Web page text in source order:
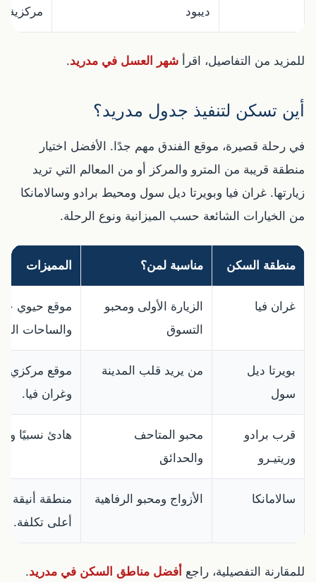
ديبود
مركزية.
للمزيد من التفاصيل، اقرأ شهر العسل في مدريد.
أين تسكن لتنفيذ جدول مدريد؟
في رحلة قصيرة، موقع الفندق مهم جدًا. الأفضل اختيار
منطقة قريبة من المترو والمركز أو من المعالم التي تريد
زيارتها. غران فيا وبويرتا ديل سول ومحيط برادو وسالامانكا
من الخيارات الشائعة حسب الميزانية ونوع الرحلة.
منطقة السكن مناسبة لمن؟ المميزات
غران فيا
الزيارة الأولى ومحبو
التسوق
موقع حيوي
والساحات
بويرتا ديل
سول
من يريد قلب المدينة
موقع مركزي
وغران فيا.
قرب برادو
وريتيـرو
محبو المتاحف
والحدائق
هادئ نسبيًا
سالامانكا الأزواج ومحبو الرفاهية
منطقة أنيقة
أعلى تكلفة.
للمقارنة التفصيلية، راجع أفضل مناطق السكن في مدريد.